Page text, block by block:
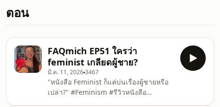
ตอน
FAQmich EP51 ใครว่า
feminist เกลียดผู้ชาย?
มี.ค. 11, 20263467
"หนังสือ Feminist ก็แค่บ่นเรื่องผู้ชายหรือ
เปล่า?" #Feminism #รีวิวหนังสือ